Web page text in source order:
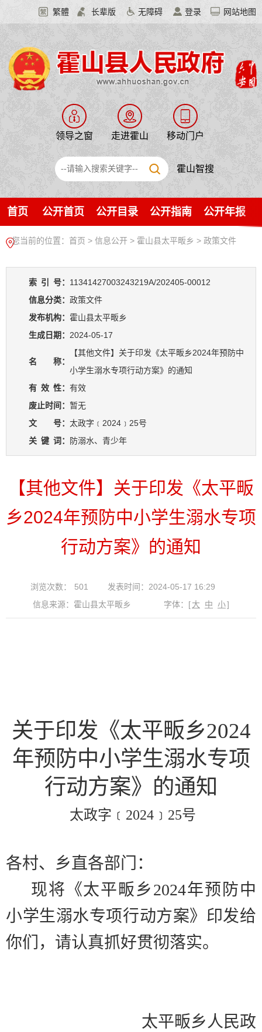
繁體 长辈版 无障碍 登录 网站地图
领导之窗 走进霍山 移动门户
霍山智搜
首页 公开首页 公开目录 公开指南 公开年报
您当前的位置： 首页 > 信息公开 > 霍山县太平畈乡 > 政策文件
索 引 号： 11341427003243219A/202405-00012
信息分类： 政策文件
发布机构： 霍山县太平畈乡
生成日期： 2024-05-17
名 称：
【其他文件】关于印发《太平畈乡2024年预防中
小学生溺水专项行动方案》的通知
有 效 性： 有效
废止时间： 暂无
文 号： 太政字﹝2024﹞25号
关 键 词： 防溺水、青少年
【其他文件】关于印发《太平畈
乡2024年预防中小学生溺水专项
行动方案》的通知
浏览次数： 501
发表时间：2024-05-17 16:29
信息来源：霍山县太平畈乡
字体： [大 中 小]
关于印发《太平畈乡2024
年预防中小学生溺水专项
行动方案》 的通知
太政字﹝ 2024 ﹞ 25号
各村、乡直各部门：
现将《太平畈乡2024年预防中
小学生溺水专项行动方案》印发给
你们，请认真抓好贯彻落实。
太平畈乡人民政